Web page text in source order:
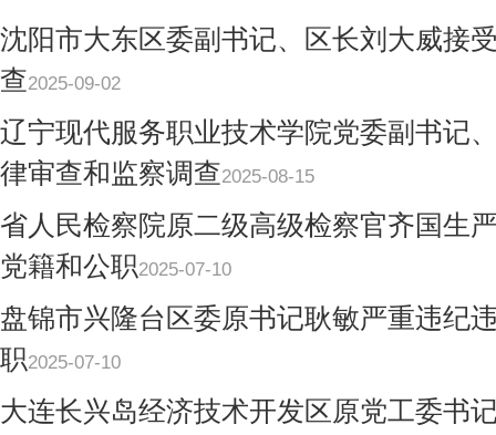
沈阳市大东区委副书记、区长刘大威接
查2025-09-02
辽宁现代服务职业技术学院党委副书记
律审查和监察调查2025-08-15
省人民检察院原二级高级检察官齐国生
党籍和公职2025-07-10
盘锦市兴隆台区委原书记耿敏严重违纪
职2025-07-10
大连长兴岛经济技术开发区原党工委书